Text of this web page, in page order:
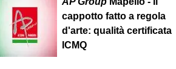
cappotto fatto a regola
d'arte: qualità certificata
ICMQ